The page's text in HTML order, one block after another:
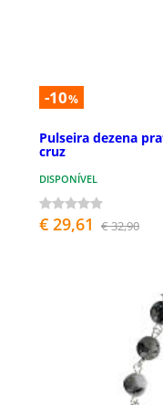
-10%
Pulseira dezena
cruz
DISPONÍVEL
€ 29,61 € 32,90